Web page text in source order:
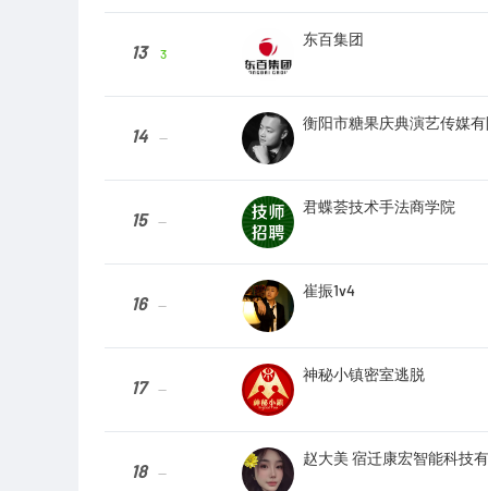
13 3
东百集团
14 --
衡阳市糖果庆典演艺传媒有
15 --
君蝶荟技术手法商学院
16 --
崔振1v4
17 --
神秘小镇密室逃脱
18 --
赵大美 宿迁康宏智能科技